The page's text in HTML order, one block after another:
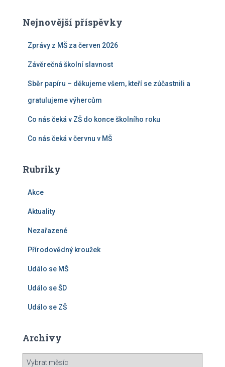
Nejnovější příspěvky
Zprávy z MŠ za červen 2026
Závěrečná školní slavnost
Sběr papíru – děkujeme všem, kteří se zúčastnili a
gratulujeme výhercům
Co nás čeká v ZŠ do konce školního roku
Co nás čeká v červnu v MŠ
Rubriky
Akce
Aktuality
Nezařazené
Přírodovědný kroužek
Událo se MŠ
Událo se ŠD
Událo se ZŠ
Archivy